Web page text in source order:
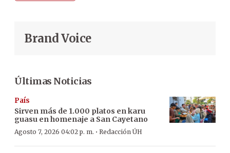
Brand Voice
Últimas Noticias
País
Sirven más de 1.000 platos en karu
guasu en homenaje a San Cayetano
Agosto 7, 2026 04:02 p. m. · Redacción ÚH